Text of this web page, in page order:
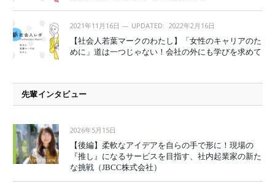
2021年11月16日 UPDATED: 2022年2月16日
【社会人若葉マークのわたし】「女性のキャリアのた
めに」道は一つじゃない！会社の外にも学びを求めて
先輩インタビュー
2026年5月15日
【後編】柔軟なアイデアを自らの手で形に！現場の
『推し』になるサービスを目指す、社内起業家の新た
な挑戦（JBCC株式会社）